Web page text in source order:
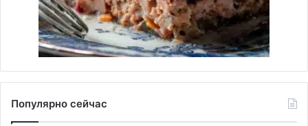
Популярно сейчас